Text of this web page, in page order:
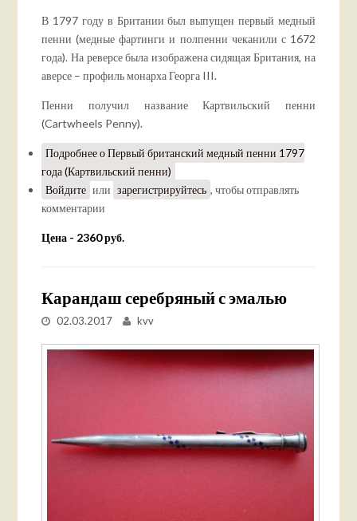
В 1797 году в Британии был выпущен первый медный
пенни (медные фартинги и полпенни чеканили с 1672
года). На реверсе была изображена сидящая Британия, на
аверсе – профиль монарха Георга III.
Пенни получил название Картвильский пенни
(Cartwheels Penny).
Подробнеео Первый британский медный пенни 1797
года (Картвильский пенни)
Войдите или зарегистрируйтесь , чтобы отправлять
комментарии
Цена - 2360 руб.
Карандаш серебряный с эмалью
02.03.2017 kvv